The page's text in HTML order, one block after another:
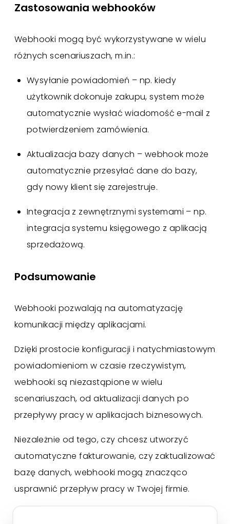
Zastosowania webhooków
Webhooki mogą być wykorzystywane w wielu
różnych scenariuszach, m.in.:
Wysyłanie powiadomień – np. kiedy
użytkownik dokonuje zakupu, system może
automatycznie wysłać wiadomość e-mail z
potwierdzeniem zamówienia.
Aktualizacja bazy danych – webhook może
automatycznie przesyłać dane do bazy,
gdy nowy klient się zarejestruje.
Integracja z zewnętrznymi systemami – np.
integracja systemu księgowego z aplikacją
sprzedażową.
Podsumowanie
Webhooki pozwalają na automatyzację
komunikacji między aplikacjami.
Dzięki prostocie konfiguracji i natychmiastowym
powiadomieniom w czasie rzeczywistym,
webhooki są niezastąpione w wielu
scenariuszach, od aktualizacji danych po
przepływy pracy w aplikacjach biznesowych.
Niezależnie od tego, czy chcesz utworzyć
automatyczne fakturowanie, czy zaktualizować
bazę danych, webhooki mogą znacząco
usprawnić przepływ pracy w Twojej firmie.